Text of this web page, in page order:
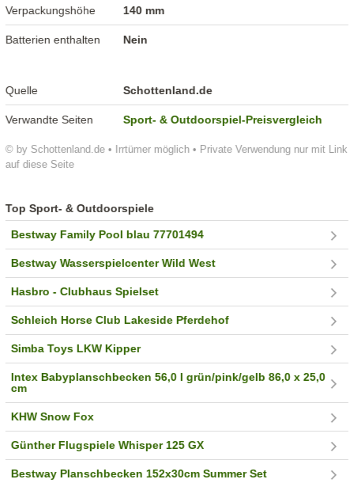
© by Schottenland.de • Irrtümer möglich • Private Verwendung nur mit Link
auf diese Seite
Verpackungshöhe 140 mm
Batterien enthalten Nein
Quelle Schottenland.de
Verwandte Seiten Sport- & Outdoorspiel-Preisvergleich
Top Sport- & Outdoorspiele
Bestway Family Pool blau 77701494
Bestway Wasserspielcenter Wild West
Hasbro - Clubhaus Spielset
Schleich Horse Club Lakeside Pferdehof
Simba Toys LKW Kipper
Intex Babyplanschbecken 56,0 l grün/pink/gelb 86,0 x 25,0
cm
KHW Snow Fox
Günther Flugspiele Whisper 125 GX
Bestway Planschbecken 152x30cm Summer Set